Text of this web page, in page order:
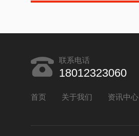
联系电话
18012323060
首页 关于我们 资讯中心